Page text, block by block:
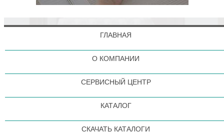
ГЛАВНАЯ
О КОМПАНИИ
СЕРВИСНЫЙ ЦЕНТР
КАТАЛОГ
СКАЧАТЬ КАТАЛОГИ